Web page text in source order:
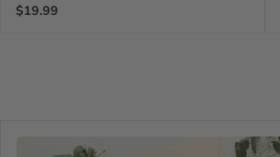
Regular
$19.99